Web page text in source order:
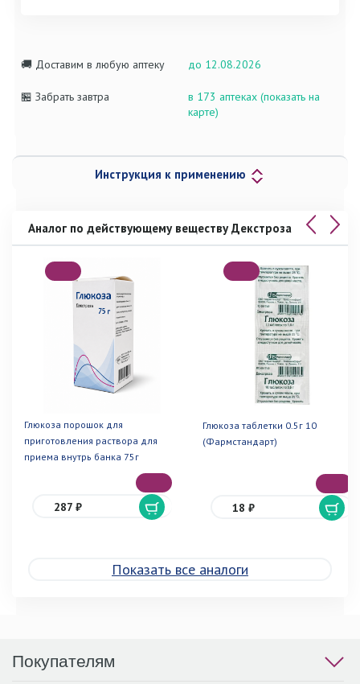
🚚 Доставим в любую аптеку до 12.08.2026
🏪 Забрать завтра
в 173 аптеках (показать на
карте)
Инструкция к применению
Аналог по действующему веществу Декстроза
Глюкоза порошок для
приготовления раствора для
приема внутрь банка 75г
287 ₽
Глюкоза таблетки 0.5г 10
(Фармстандарт)
18 ₽
Показать все аналоги
Покупателям